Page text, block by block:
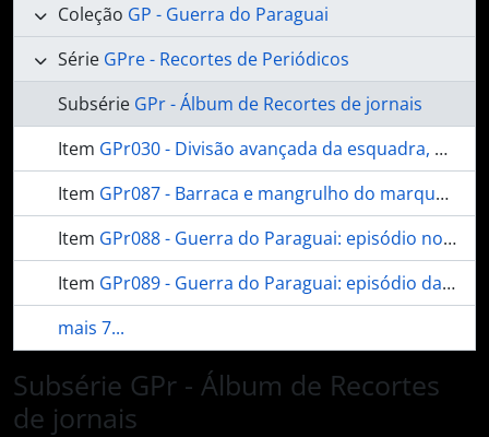
Coleção GP - Guerra do Paraguai
Série GPre - Recortes de Periódicos
Subsérie GPr - Álbum de Recortes de jornais
Item GPr030 - Divisão avançada da esquadra, passando em frente das baterias de Tebiquary
Item GPr087 - Barraca e mangrulho do marquês de Caxias em Parê-Cuê
Item GPr088 - Guerra do Paraguai: episódio noturno
Item GPr089 - Guerra do Paraguai: episódio da madrugada de 2 do corrente
mais 7...
Subsérie GPr - Álbum de Recortes
de jornais